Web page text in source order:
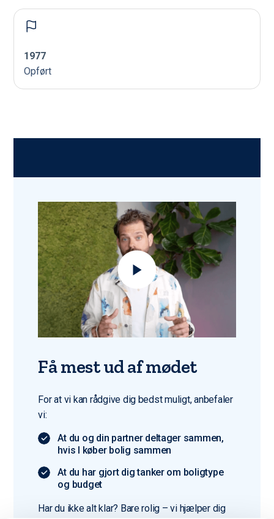
1977
Opført
Få mest ud af mødet
For at vi kan rådgive dig bedst muligt, anbefaler
vi:
At du og din partner deltager sammen,
hvis I køber bolig sammen
At du har gjort dig tanker om boligtype
og budget
Har du ikke alt klar? Bare rolig – vi hjælper dig